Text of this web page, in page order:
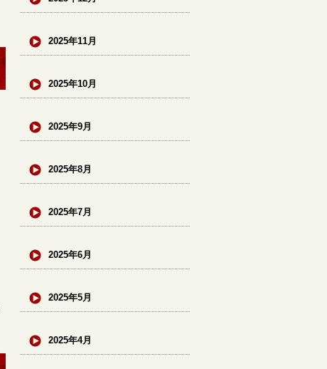
2025年11月
2025年10月
2025年9月
2025年8月
2025年7月
2025年6月
2025年5月
2025年4月